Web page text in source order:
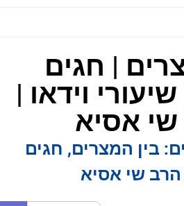
| חגים
וידאו |
אסיא
בין המצרים,חגים
שי אסיא